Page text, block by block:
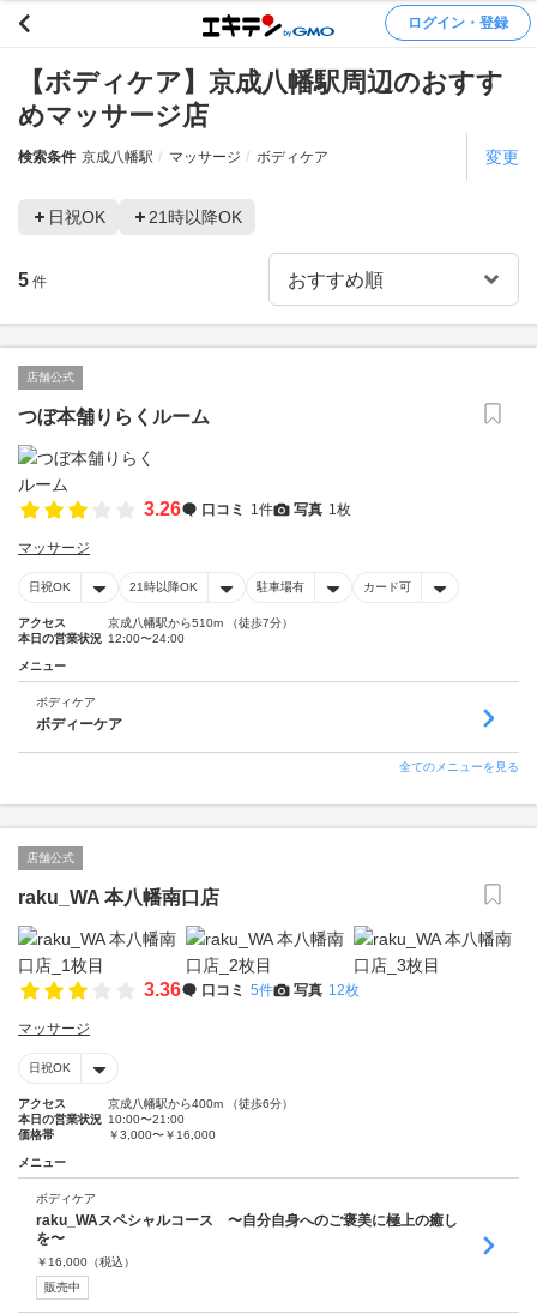
ログイン・登録
【ボディケア】京成八幡駅周辺のおすす
めマッサージ店
検索条件 京成八幡駅 マッサージ ボディケア 変更
日祝OK 21時以降OK
5 件
店舗公式
つぼ本舗りらくルーム
3.26 口コミ 1件 写真 1枚
マッサージ
日祝OK 21時以降OK 駐車場有 カード可
アクセス
京成八幡駅から510m （徒歩7分）
本日の営業状況 12:00〜24:00
メニュー
ボディケア
ボディーケア
全てのメニューを見る
店舗公式
raku_WA 本八幡南口店
3.36 口コミ 5件 写真 12枚
マッサージ
日祝OK
アクセス
京成八幡駅から400m （徒歩6分）
本日の営業状況 10:00〜21:00
価格帯
￥3,000〜￥16,000
メニュー
ボディケア
raku_WAスペシャルコース 〜自分自身へのご褒美に極上の癒し
を〜
￥ 16,000 （税込）
販売中